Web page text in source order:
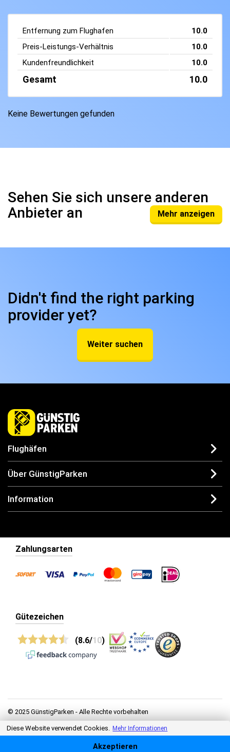
Entfernung zum Flughafen
10.0
Preis-Leistungs-Verhältnis
10.0
Kundenfreundlichkeit
10.0
Gesamt 10.0
Keine Bewertungen gefunden
Sehen Sie sich unsere anderen
Anbieter an
Mehr anzeigen
Didn't find the right parking
provider yet?
Weiter suchen
Flughäfen
Über GünstigParken
Information
Zahlungsarten
Gütezeichen
(8.6/10)
© 2025 GünstigParken - Alle Rechte vorbehalten
Datenschutz
Diese Website verwendet Cookies. Mehr Informationen
Akzeptieren